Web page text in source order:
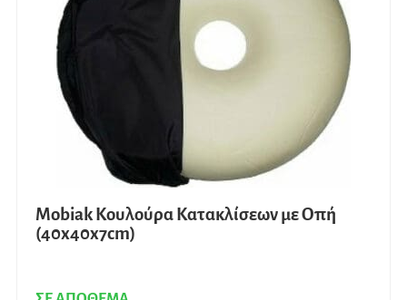
Mobiak Κουλούρα Κατακλίσεων με Οπή
(40x40x7cm)